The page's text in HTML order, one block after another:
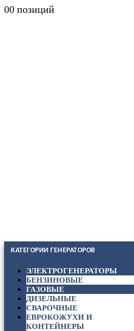
00 позиций
КАТЕГОРИИ ГЕНЕРАТОРОВ
ЭЛЕКТРОГЕНЕРАТОРЫ
БЕНЗИНОВЫЕ
ГАЗОВЫЕ
ДИЗЕЛЬНЫЕ
СВАРОЧНЫЕ
ЕВРОКОЖУХИ И
КОНТЕЙНЕРЫ